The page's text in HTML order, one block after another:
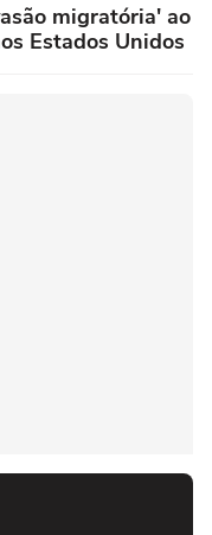
migratória' ao
Estados Unidos